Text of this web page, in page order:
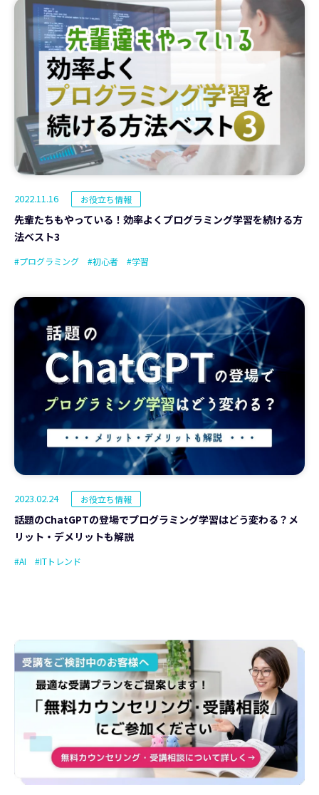
2022.11.16 お役立ち情報
先輩たちもやっている！効率よくプログラミング学習を続ける方
法ベスト3
#プログラミング #初心者 #学習
2023.02.24 お役立ち情報
話題のChatGPTの登場でプログラミング学習はどう変わる？メ
リット・デメリットも解説
#AI #ITトレンド